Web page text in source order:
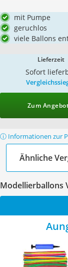
mit Pumpe
geruchlos
viele Ballons
Lieferzeit
Sofort
Zum
ⓘ Informationen zur
Ähnliche
Modellierballons